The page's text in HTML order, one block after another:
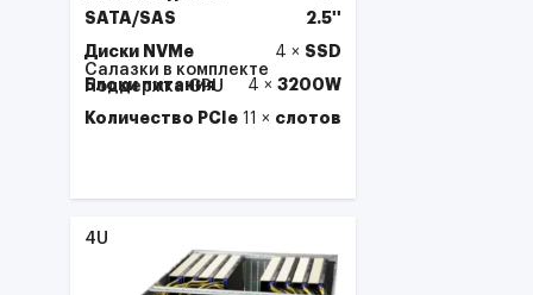
SATA/SAS
2.5''
Диски NVMe
4 × SSD
Блоки питания
4 × 3200W
Количество PCIe 11 × слотов
Салазки в комплекте
Поддержка GPU
4U